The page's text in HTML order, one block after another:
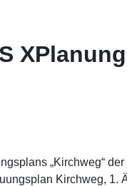
„Kirchweg“
Kirchweg, 1.